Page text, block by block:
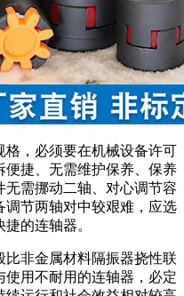
格，必须要在机械设备许可
便捷、无需维护保养、保养
无需挪动二轴、对心调节容
节两轴对中较艰难，应选
的连轴器。
非金属材料隔振器挠性联
用不耐用的连轴器，必定